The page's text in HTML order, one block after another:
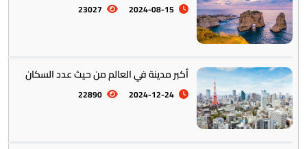
2024-08-15
23027
أكبر مدينة في العالم من حيث عدد السكان
2024-12-24
22890